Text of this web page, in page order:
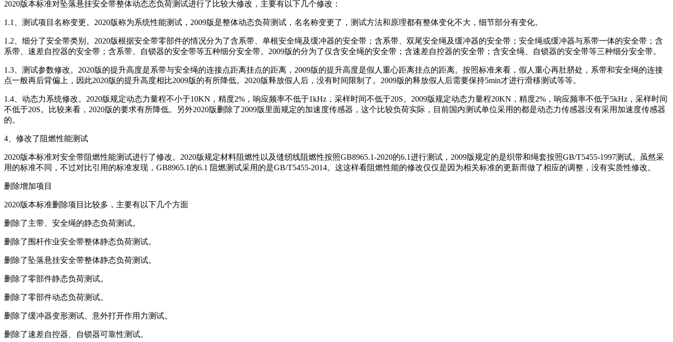
2020版本标准对坠落悬挂安全带整体动态态负荷测试进行了比较大修改，主要有以下几个修改：
1.1、测试项目名称变更。2020版称为系统性能测试，2009版是整体动态负荷测试，名名称变更了，测试方法和原理都有整体变化不大，细节部分有变化。
1.2、细分了安全带类别。2020版根据安全带零部件的情况分为了含系带、单根安全绳及缓冲器的安全带；含系带、双尾安全绳及缓冲器的安全带；安全绳或缓冲器与系带一体的安全带；含
系带、速差自控器的安全带；含系带、自锁器的安全带等五种细分安全带。2009版的分为了仅含安全绳的安全带；含速差自控器的安全带；含安全绳、自锁器的安全带等三种细分安全带。
1.3、测试参数修改。2020版的提升高度是系带与安全绳的连接点距离挂点的距离，2009版的提升高度是假人重心距离挂点的距离。按照标准来看，假人重心再肚脐处，系带和安全绳的连接
点一般再后背偏上，因此2020版的提升高度相比2009版的有所降低。2020版释放假人后，没有时间限制了。2009版的释放假人后需要保持5min才进行滑移测试等等。
1.4、动态力系统修改。2020版规定动态力量程不小于10KN，精度2%，响应频率不低于1kHz，采样时间不低于20S。2009版规定动态力量程20KN，精度2%，响应频率不低于5kHz，采样时间
不低于20S。比较来看，2020版的要求有所降低。另外2020版删除了2009版里面规定的加速度传感器，这个比较负荷实际，目前国内测试单位采用的都是动态力传感器没有采用加速度传感器
的。
4、修改了阻燃性能测试
2020版本标准对安全带阻燃性能测试进行了修改。2020版规定材料阻燃性以及缝纫线阻燃性按照GB8965.1-2020的6.1进行测试，2009版规定的是织带和绳套按照GB/T5455-1997测试。虽然采
用的标准不同，不过对比引用的标准发现，GB8965.1的6.1 阻燃测试采用的是GB/T5455-2014。这这样看阻燃性能的修改仅仅是因为相关标准的更新而做了相应的调整，没有实质性修改。
删除增加项目
2020版本标准删除项目比较多，主要有以下几个方面
删除了主带、安全绳的静态负荷测试。
删除了围杆作业安全带整体静态负荷测试。
删除了坠落悬挂安全带整体静态负荷测试。
删除了零部件静态负荷测试。
删除了零部件动态负荷测试。
删除了缓冲器变形测试、意外打开作用力测试。
删除了速差自控器、自锁器可靠性测试。